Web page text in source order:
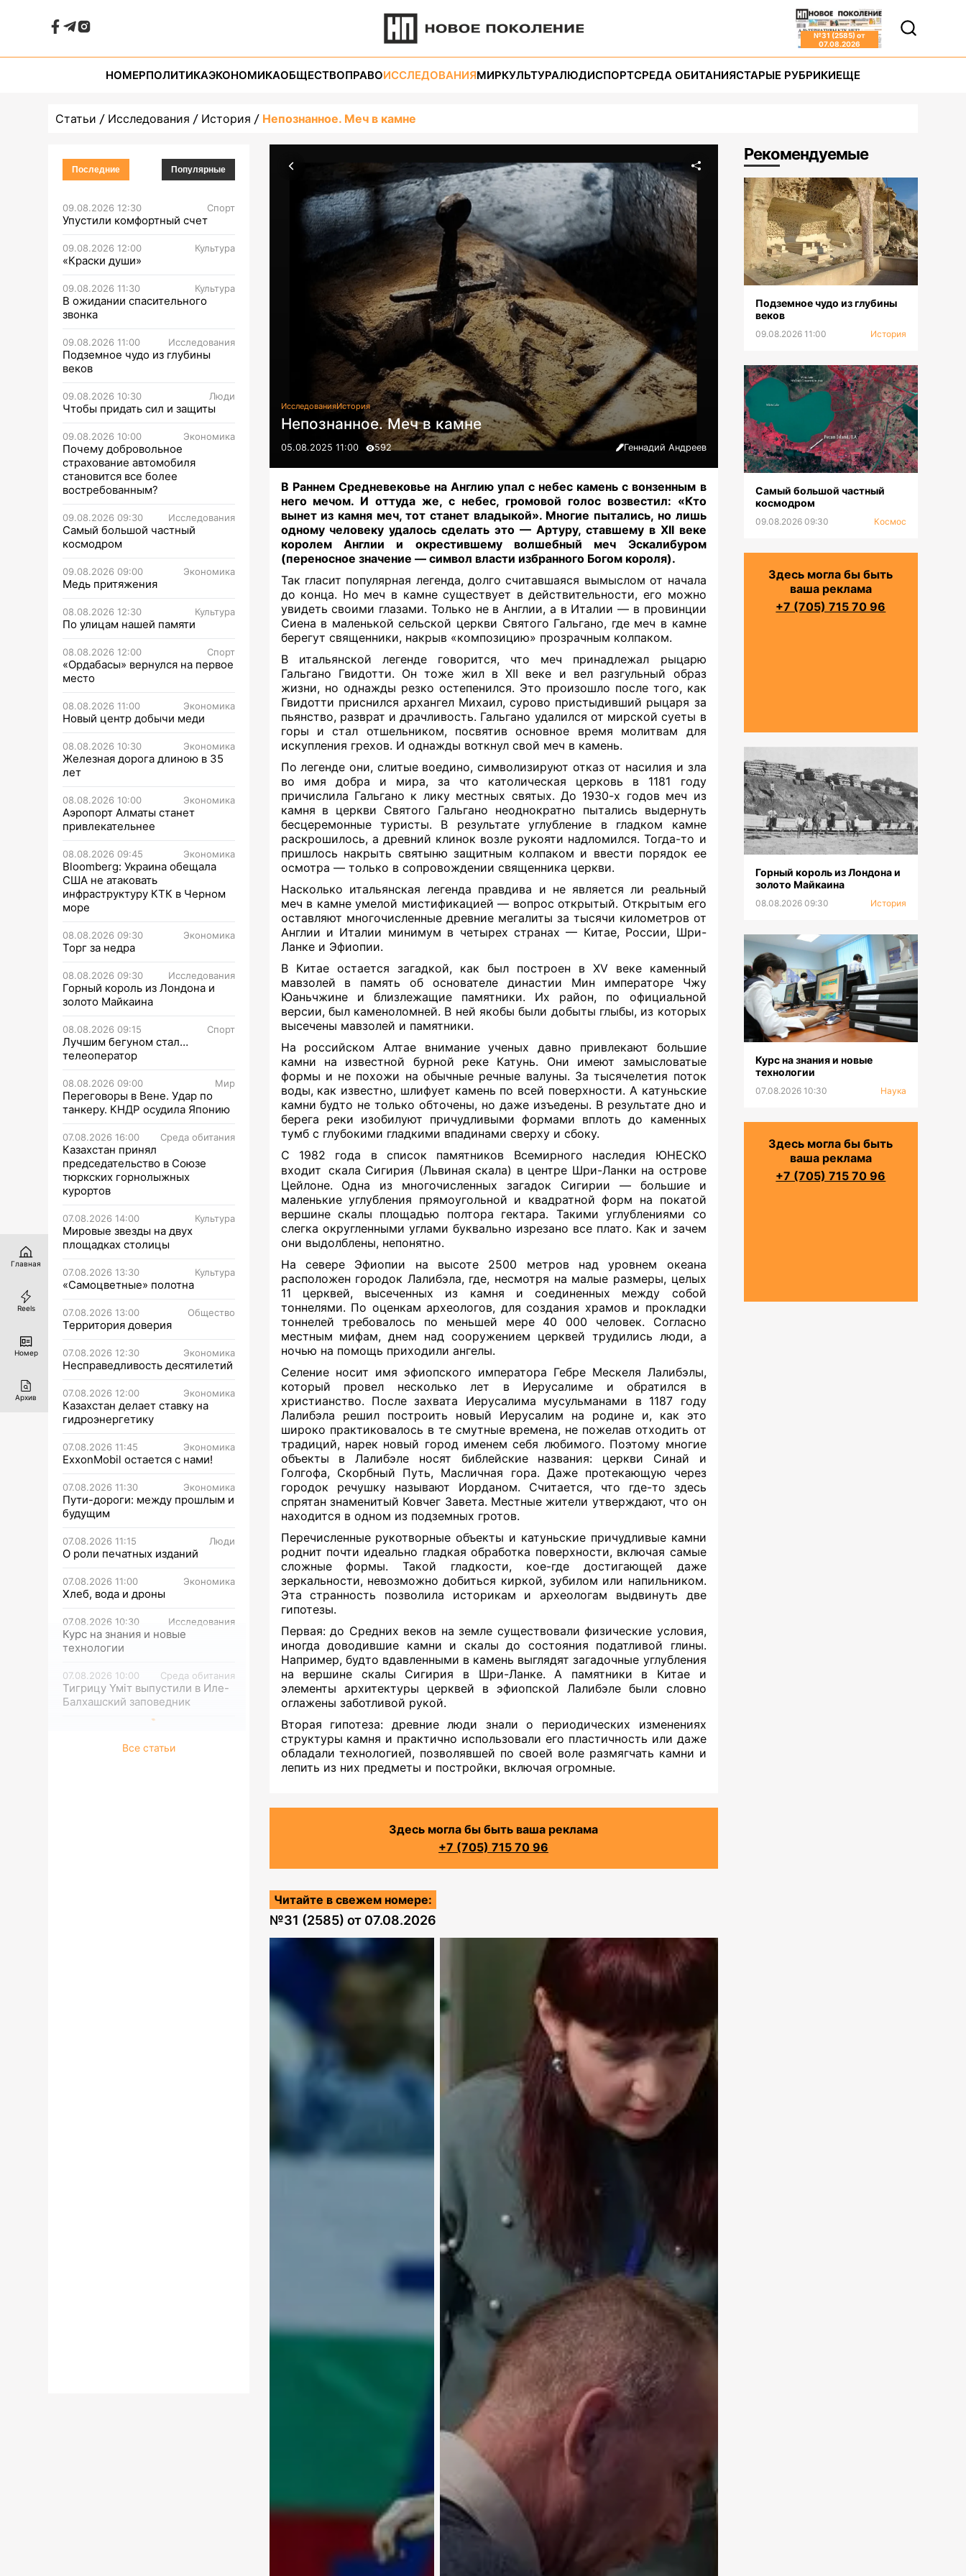
№31 (2585) от
07.08.2026
НОМЕРПОЛИТИКАЭКОНОМИКАОБЩЕСТВОПРАВОИССЛЕДОВАНИЯМИРКУЛЬТУРАЛЮДИСПОРТСРЕДА ОБИТАНИЯСТАРЫЕ РУБРИКИЕЩЕ
Статьи Исследования История Непознанное. Меч в камне
Последние Популярные
09.08.2026 12:30 Спорт
Упустили комфортный счет
09.08.2026 12:00 Культура
«Краски души»
09.08.2026 11:30 Культура
В ожидании спасительного
звонка
09.08.2026 11:00 Исследования
Подземное чудо из глубины
веков
09.08.2026 10:30 Люди
Чтобы придать сил и защиты
09.08.2026 10:00 Экономика
Почему добровольное
страхование автомобиля
становится все более
востребованным?
09.08.2026 09:30 Исследования
Самый большой частный
космодром
09.08.2026 09:00 Экономика
Медь притяжения
08.08.2026 12:30 Культура
По улицам нашей памяти
08.08.2026 12:00 Спорт
«Ордабасы» вернулся на первое
место
08.08.2026 11:00 Экономика
Новый центр добычи меди
08.08.2026 10:30 Экономика
Железная дорога длиною в 35
лет
08.08.2026 10:00 Экономика
Аэропорт Алматы станет
привлекательнее
08.08.2026 09:45 Экономика
Bloomberg: Украина обещала
США не атаковать
инфраструктуру КТК в Черном
море
08.08.2026 09:30 Экономика
Торг за недра
08.08.2026 09:30 Исследования
Горный король из Лондона и
золото Майкаина
08.08.2026 09:15 Спорт
Лучшим бегуном стал…
телеоператор
08.08.2026 09:00 Мир
Переговоры в Вене. Удар по
танкеру. КНДР осудила Японию
07.08.2026 16:00 Среда обитания
Казахстан принял
председательство в Союзе
тюркских горнолыжных
курортов
07.08.2026 14:00 Культура
Мировые звезды на двух
площадках столицы
07.08.2026 13:30 Культура
«Самоцветные» полотна
07.08.2026 13:00 Общество
Территория доверия
07.08.2026 12:30 Экономика
Несправедливость десятилетий
07.08.2026 12:00 Экономика
Казахстан делает ставку на
гидроэнергетику
07.08.2026 11:45 Экономика
ExxonMobil остается с нами!
07.08.2026 11:30 Экономика
Пути-дороги: между прошлым и
будущим
07.08.2026 11:15 Люди
О роли печатных изданий
07.08.2026 11:00 Экономика
Хлеб, вода и дроны
07.08.2026 10:30 Исследования
Курс на знания и новые
технологии
07.08.2026 10:00 Среда обитания
Тигрицу Үміт выпустили в Иле-
Балхашский заповедник
Все статьи
ИсследованияИстория
Непознанное. Меч в камне
05.08.2025 11:00 592 Геннадий Андреев
В Раннем Средневековье на Англию упал с небес камень с вонзенным в
него мечом. И оттуда же, с небес, громовой голос возвестил: «Кто
вынет из камня меч, тот станет владыкой». Многие пытались, но лишь
одному человеку удалось сделать это — Артуру, ставшему в XII веке
королем Англии и окрестившему волшебный меч Эскалибуром
(переносное значение — символ власти избранного Богом короля).
Так гласит популярная легенда, долго считавшаяся вымыслом от начала
до конца. Но меч в камне существует в действительности, его можно
увидеть своими глазами. Только не в Англии, а в Италии — в провинции
Сиена в маленькой сельской церкви Святого Гальгано, где меч в камне
берегут священники, накрыв «композицию» прозрачным колпаком.
В итальянской легенде говорится, что меч принадлежал рыцарю
Гальгано Гвидотти. Он тоже жил в XII веке и вел разгульный образ
жизни, но однажды резко остепенился. Это произошло после того, как
Гвидотти приснился архангел Михаил, сурово пристыдивший рыцаря за
пьянство, разврат и драчливость. Гальгано удалился от мирской суеты в
горы и стал отшельником, посвятив основное время молитвам для
искупления грехов. И однажды воткнул свой меч в камень.
По легенде они, слитые воедино, символизируют отказ от насилия и зла
во имя добра и мира, за что католическая церковь в 1181 году
причислила Гальгано к лику местных святых. До 1930-х годов меч из
камня в церкви Святого Гальгано неоднократно пытались выдернуть
бесцеремонные туристы. В результате углубление в гладком камне
раскрошилось, а древний клинок возле рукояти надломился. Тогда-то и
пришлось накрыть святыню защитным колпаком и ввести порядок ее
осмотра — только в сопровождении священника церкви.
Насколько итальянская легенда правдива и не является ли реальный
меч в камне умелой мистификацией — вопрос открытый. Открытым его
оставляют многочисленные древние мегалиты за тысячи километров от
Англии и Италии минимум в четырех странах — Китае, России, Шри-
Ланке и Эфиопии.
В Китае остается загадкой, как был построен в XV веке каменный
мавзолей в память об основателе династии Мин императоре Чжу
Юаньчжине и близлежащие памятники. Их район, по официальной
версии, был каменоломней. В ней якобы были добыты глыбы, из которых
высечены мавзолей и памятники.
На российском Алтае внимание ученых давно привлекают большие
камни на известной бурной реке Катунь. Они имеют замысловатые
формы и не похожи на обычные речные валуны. За тысячелетия поток
воды, как известно, шлифует камень по всей поверхности. А катуньские
камни будто не только обточены, но даже изъедены. В результате дно и
берега реки изобилуют причудливыми формами вплоть до каменных
тумб с глубокими гладкими впадинами сверху и сбоку.
С 1982 года в список памятников Всемирного наследия ЮНЕСКО
входит скала Сигирия (Львиная скала) в центре Шри-Ланки на острове
Цейлоне. Одна из многочисленных загадок Сигирии — большие и
маленькие углубления прямоугольной и квадратной форм на покатой
вершине скалы площадью полтора гектара. Такими углублениями со
слегка округленными углами буквально изрезано все плато. Как и зачем
они выдолблены, непонятно.
На севере Эфиопии на высоте 2500 метров над уровнем океана
расположен городок Лалибэла, где, несмотря на малые размеры, целых
11 церквей, высеченных из камня и соединенных между собой
тоннелями. По оценкам археологов, для создания храмов и прокладки
тоннелей требовалось по меньшей мере 40 000 человек. Согласно
местным мифам, днем над сооружением церквей трудились люди, а
ночью на помощь приходили ангелы.
Селение носит имя эфиопского императора Гебре Мескеля Лалибэлы,
который провел несколько лет в Иерусалиме и обратился в
христианство. После захвата Иерусалима мусульманами в 1187 году
Лалибэла решил построить новый Иерусалим на родине и, как это
широко практиковалось в те смутные времена, не пожелав отходить от
традиций, нарек новый город именем себя любимого. Поэтому многие
объекты в Лалибэле носят библейские названия: церкви Синай и
Голгофа, Скорбный Путь, Масличная гора. Даже протекающую через
городок речушку называют Иорданом. Считается, что где-то здесь
спрятан знаменитый Ковчег Завета. Местные жители утверждают, что он
находится в одном из подземных гротов.
Перечисленные рукотворные объекты и катуньские причудливые камни
роднит почти идеально гладкая обработка поверхности, включая самые
сложные формы. Такой гладкости, кое-где достигающей даже
зеркальности, невозможно добиться киркой, зубилом или напильником.
Эта странность позволила историкам и археологам выдвинуть две
гипотезы.
Первая: до Средних веков на земле существовали физические условия,
иногда доводившие камни и скалы до состояния податливой глины.
Например, будто вдавленными в камень выглядят загадочные углубления
на вершине скалы Сигирия в Шри-Ланке. А памятники в Китае и
элементы архитектуры церквей в эфиопской Лалибэле были словно
оглажены заботливой рукой.
Вторая гипотеза: древние люди знали о периодических изменениях
структуры камня и практично использовали его пластичность или даже
обладали технологией, позволявшей по своей воле размягчать камни и
лепить из них предметы и постройки, включая огромные.
Здесь могла бы быть ваша реклама
+7 (705) 715 70 96
Читайте в свежем номере:
№31 (2585) от 07.08.2026
Рекомендуемые
Подземное чудо из глубины
веков
09.08.2026 11:00 История
Самый большой частный
космодром
09.08.2026 09:30 Космос
Здесь могла бы быть
ваша реклама
+7 (705) 715 70 96
Горный король из Лондона и
золото Майкаина
08.08.2026 09:30 История
Курс на знания и новые
технологии
07.08.2026 10:30 Наука
Здесь могла бы быть
ваша реклама
+7 (705) 715 70 96
Главная
Reels
Номер
Архив